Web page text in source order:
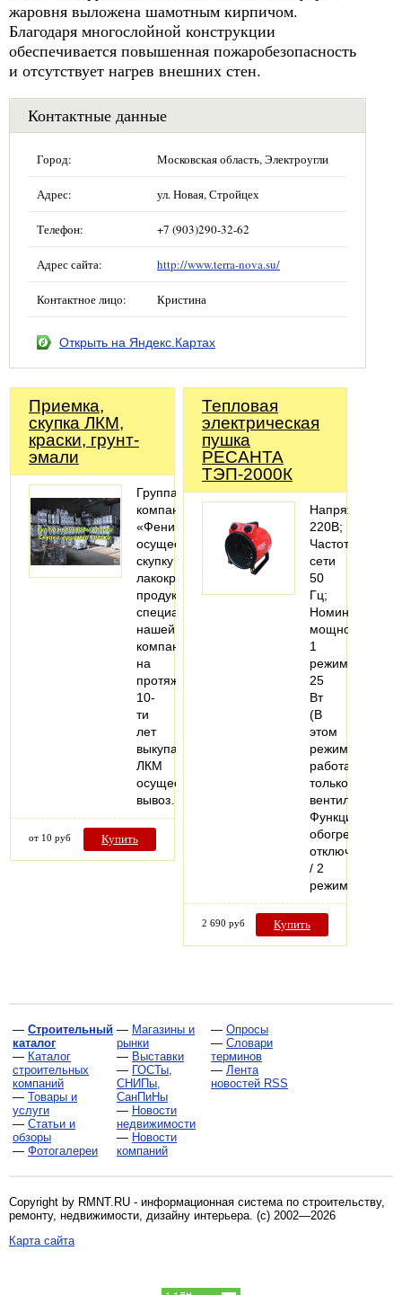
жаровня выложена шамотным кирпичом.
Благодаря многослойной конструкции
обеспечивается повышенная пожаробезопасность
и отсутствует нагрев внешних стен.
Контактные данные
Город: Московская область, Электроугли
Адрес: ул. Новая, Стройцех
Телефон: +7 (903)290-32-62
Адрес сайта: http://www.terra-nova.su/
Контактное лицо: Кристина
Открыть на Яндекс.Картах
Приемка,
скупка ЛКМ,
краски, грунт-
эмали
Группа
компаний
«Феникс»
осуществляет
скупку
лакокрасочной
продукции,
специалисты
нашей
компании
на
протяжении
10-
ти
лет
выкупают
ЛКМ
осуществляя
вывоз…
от 10 руб Купить
Тепловая
электрическая
пушка
РЕСАНТА
ТЭП-2000К
Напряжение
220В;
Частота
сети
50
Гц;
Номинальная
мощность:
1
режим
25
Вт
(В
этом
режиме
работает
только
вентилятор.
Функция
обогрева
отключена)
/ 2
режим…
2 690 руб Купить
— Строительный
каталог
— Каталог
строительных
компаний
— Товары и
услуги
— Статьи и
обзоры
— Фотогалереи
— Магазины и
рынки
— Выставки
— ГОСТы,
СНИПы,
СанПиНы
— Новости
недвижимости
— Новости
компаний
— Опросы
— Словари
терминов
— Лента
новостей RSS
Copyright by RMNT.RU - информационная система по строительству,
ремонту, недвижимости, дизайну интерьера. (c) 2002—2026
Карта сайта